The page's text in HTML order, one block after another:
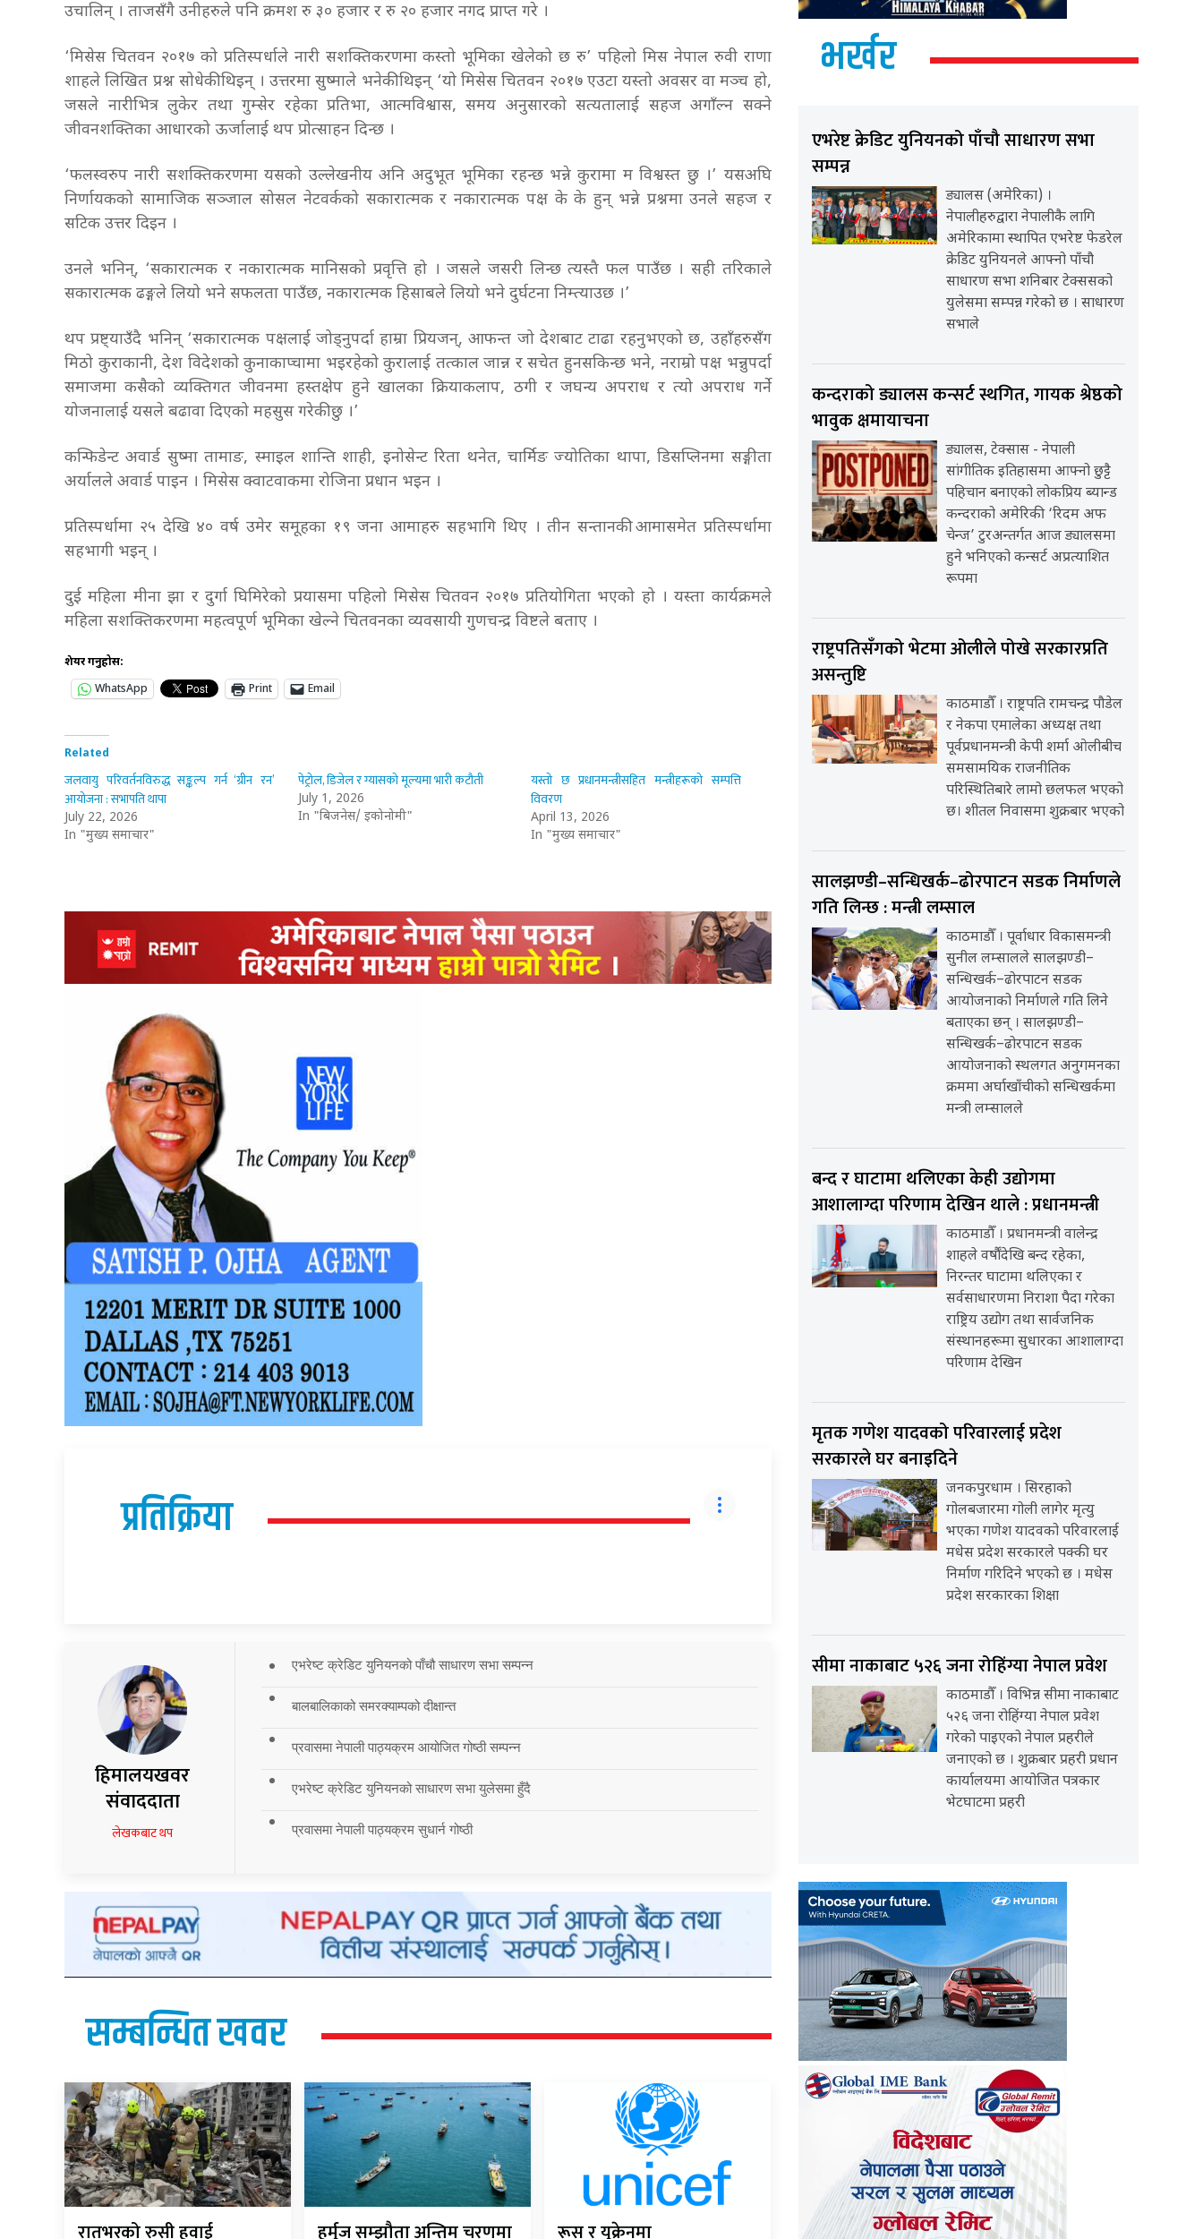
उचालिन् । ताजसँगै उनीहरुले पनि क्रमश रु ३० हजार र रु २० हजार नगद प्राप्त गरे ।
‘मिसेस चितवन २०१७ को प्रतिस्पर्धाले नारी सशक्तिकरणमा कस्तो भूमिका खेलेको छ रु’ पहिलो मिस नेपाल रुवी राणा
शाहले लिखित प्रश्न सोधेकी थिइन् । उत्तरमा सुष्माले भनेकी थिइन् ‘यो मिसेस चितवन २०१७ एउटा यस्तो अवसर वा मञ्च हो,
जसले नारीभित्र लुकेर तथा गुम्सेर रहेका प्रतिभा, आत्मविश्वास, समय अनुसारको सत्यतालाई सहज अगाँल्न सक्ने
जीवनशक्तिका आधारको ऊर्जालाई थप प्रोत्साहन दिन्छ ।
‘फलस्वरुप नारी सशक्तिकरणमा यसको उल्लेखनीय अनि अदुभूत भूमिका रहन्छ भन्ने कुरामा म विश्वस्त छु ।’ यसअघि
निर्णायकको सामाजिक सञ्जाल सोसल नेटवर्कको सकारात्मक र नकारात्मक पक्ष के के हुन् भन्ने प्रश्नमा उनले सहज र
सटिक उत्तर दिइन ।
उनले भनिन्, ‘सकारात्मक र नकारात्मक मानिसको प्रवृत्ति हो । जसले जसरी लिन्छ त्यस्तै फल पाउँछ । सही तरिकाले
सकारात्मक ढङ्गले लियो भने सफलता पाउँछ, नकारात्मक हिसाबले लियो भने दुर्घटना निम्त्याउछ ।’
थप प्रष्ट्याउँदै भनिन् ‘सकारात्मक पक्षलाई जोड्नुपर्दा हाम्रा प्रियजन्, आफन्त जो देशबाट टाढा रहनुभएको छ, उहाँहरुसँग
मिठो कुराकानी, देश विदेशको कुनाकाप्चामा भइरहेको कुरालाई तत्काल जान्न र सचेत हुनसकिन्छ भने, नराम्रो पक्ष भन्नुपर्दा
समाजमा कसैको व्यक्तिगत जीवनमा हस्तक्षेप हुने खालका क्रियाकलाप, ठगी र जघन्य अपराध र त्यो अपराध गर्ने
योजनालाई यसले बढावा दिएको महसुस गरेकी छु ।’
कन्फिडेन्ट अवार्ड सुष्मा तामाङ, स्माइल शान्ति शाही, इनोसेन्ट रिता थनेत, चार्मिङ ज्योतिका थापा, डिसप्लिनमा सङ्गीता
अर्यालले अवार्ड पाइन । मिसेस क्वाटवाकमा रोजिना प्रधान भइन ।
प्रतिस्पर्धामा २५ देखि ४० वर्ष उमेर समूहका १९ जना आमाहरु सहभागि थिए । तीन सन्तानकी आमासमेत प्रतिस्पर्धामा
सहभागी भइन् ।
दुई महिला मीना झा र दुर्गा घिमिरेको प्रयासमा पहिलो मिसेस चितवन २०१७ प्रतियोगिता भएको हो । यस्ता कार्यक्रमले
महिला सशक्तिकरणमा महत्वपूर्ण भूमिका खेल्ने चितवनका व्यवसायी गुणचन्द्र विष्टले बताए ।
शेयर गर्नुहोस:
WhatsApp
Print Email
Related
जलवायु परिवर्तनविरुद्ध सङ्कल्प गर्न ‘ग्रीन रन’
आयोजना : सभापति थापा
July 22, 2026
In "मुख्य समाचार"
पेट्रोल, डिजेल र ग्यासको मूल्यमा भारी कटौती
July 1, 2026
In "बिजनेस/ इकोनोमी"
यस्तो छ प्रधानमन्त्रीसहित मन्त्रीहरूको सम्पत्ति
विवरण
April 13, 2026
In "मुख्य समाचार"
प्रतिक्रिया
हिमालयखवर
संवाददाता
लेखकबाट थप
एभरेष्ट क्रेडिट युनियनको पाँचौ साधारण सभा सम्पन्न
बालबालिकाको समरक्याम्पको दीक्षान्त
प्रवासमा नेपाली पाठ्यक्रम आयोजित गोष्ठी सम्पन्न
एभरेष्ट क्रेडिट युनियनको साधारण सभा युलेसमा हुँदै
प्रवासमा नेपाली पाठ्यक्रम सुधार्न गोष्ठी
सम्बन्धित खवर
रातभरको रुसी हवाई हर्मुज सम्झौता अन्तिम चरणमा रूस र युक्रेनमा
भर्खर
एभरेष्ट क्रेडिट युनियनको पाँचौ साधारण सभा
सम्पन्न
ड्यालस (अमेरिका) ।
नेपालीहरुद्वारा नेपालीकै लागि
अमेरिकामा स्थापित एभरेष्ट फेडरेल
क्रेडिट युनियनले आफ्नो पाँचौ
साधारण सभा शनिबार टेक्ससको
युलेसमा सम्पन्न गरेको छ । साधारण
सभाले
कन्दराको ड्यालस कन्सर्ट स्थगित, गायक श्रेष्ठको
भावुक क्षमायाचना
ड्यालस, टेक्सास - नेपाली
सांगीतिक इतिहासमा आफ्नो छुट्टै
पहिचान बनाएको लोकप्रिय ब्यान्ड
कन्दराको अमेरिकी ‘रिदम अफ
चेन्ज’ टुरअन्तर्गत आज ड्यालसमा
हुने भनिएको कन्सर्ट अप्रत्याशित
रूपमा
राष्ट्रपतिसँगको भेटमा ओलीले पोखे सरकारप्रति
असन्तुष्टि
काठमाडौँ । राष्ट्रपति रामचन्द्र पौडेल
र नेकपा एमालेका अध्यक्ष तथा
पूर्वप्रधानमन्त्री केपी शर्मा ओलीबीच
समसामयिक राजनीतिक
परिस्थितिबारे लामो छलफल भएको
छ। शीतल निवासमा शुक्रबार भएको
सालझण्डी–सन्धिखर्क–ढोरपाटन सडक निर्माणले
गति लिन्छ : मन्त्री लम्साल
काठमाडौँ । पूर्वाधार विकासमन्त्री
सुनील लम्सालले सालझण्डी–
सन्धिखर्क–ढोरपाटन सडक
आयोजनाको निर्माणले गति लिने
बताएका छन् । सालझण्डी–
सन्धिखर्क–ढोरपाटन सडक
आयोजनाको स्थलगत अनुगमनका
क्रममा अर्घाखाँचीको सन्धिखर्कमा
मन्त्री लम्सालले
बन्द र घाटामा थलिएका केही उद्योगमा
आशालाग्दा परिणाम देखिन थाले : प्रधानमन्त्री
काठमाडौँ । प्रधानमन्त्री वालेन्द्र
शाहले वर्षौंदेखि बन्द रहेका,
निरन्तर घाटामा थलिएका र
सर्वसाधारणमा निराशा पैदा गरेका
राष्ट्रिय उद्योग तथा सार्वजनिक
संस्थानहरूमा सुधारका आशालाग्दा
परिणाम देखिन
मृतक गणेश यादवको परिवारलाई प्रदेश
सरकारले घर बनाइदिने
जनकपुरधाम । सिरहाको
गोलबजारमा गोली लागेर मृत्यु
भएका गणेश यादवको परिवारलाई
मधेस प्रदेश सरकारले पक्की घर
निर्माण गरिदिने भएको छ । मधेस
प्रदेश सरकारका शिक्षा
सीमा नाकाबाट ५२६ जना रोहिंग्या नेपाल प्रवेश
काठमाडौँ । विभिन्न सीमा नाकाबाट
५२६ जना रोहिंग्या नेपाल प्रवेश
गरेको पाइएको नेपाल प्रहरीले
जनाएको छ । शुक्रबार प्रहरी प्रधान
कार्यालयमा आयोजित पत्रकार
भेटघाटमा प्रहरी